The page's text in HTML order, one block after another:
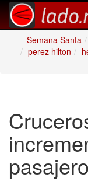
Semana Santa
perez hilton